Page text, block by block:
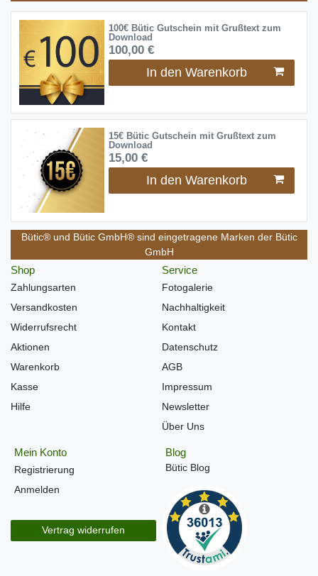
100€ Bütic Gutschein mit Grußtext zum
Download
100,00 €
In den Warenkorb
15€ Bütic Gutschein mit Grußtext zum
Download
15,00 €
In den Warenkorb
Bütic® und Bütic GmbH® sind eingetragene Marken der Bütic
GmbH
Shop
Zahlungsarten
Versandkosten
Widerrufsrecht
Aktionen
Warenkorb
Kasse
Hilfe
Service
Fotogalerie
Nachhaltigkeit
Kontakt
Datenschutz
AGB
Impressum
Newsletter
Über Uns
Mein Konto
Registrierung
Anmelden
Vertrag widerrufen
Blog
Bütic Blog